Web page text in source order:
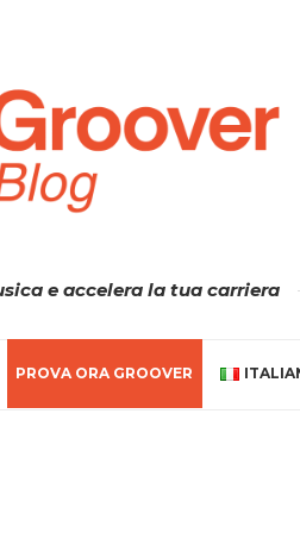
e accelera la tua carriera
PROVA ORA GROOVER